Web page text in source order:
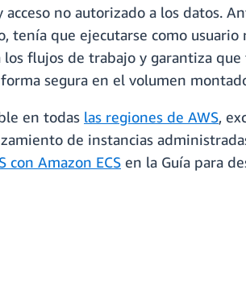
no autorizado a los datos.
tenía que ejecutarse como
los flujos de trabajo y garantiza
segura en el volumen
en todas las regiones de AWS,
de instancias
con Amazon ECS en la Guía para